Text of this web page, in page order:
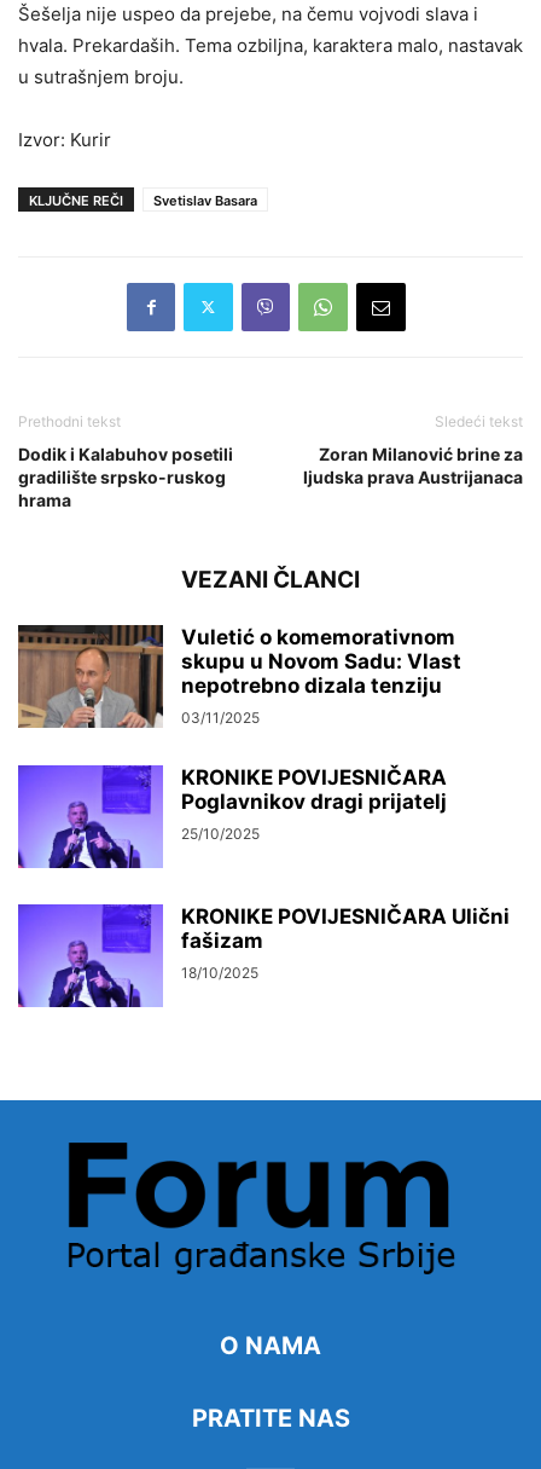
Šešelja nije uspeo da prejebe, na čemu vojvodi slava i
hvala. Prekardaših. Tema ozbiljna, karaktera malo, nastavak
u sutrašnjem broju.
Izvor: Kurir
KLJUČNE REČI Svetislav Basara
Prethodni tekst
Dodik i Kalabuhov posetili
gradilište srpsko-ruskog
hrama
Sledeći tekst
Zoran Milanović brine za
ljudska prava Austrijanaca
VEZANI ČLANCI
Vuletić o komemorativnom
skupu u Novom Sadu: Vlast
nepotrebno dizala tenziju
03/11/2025
KRONIKE POVIJESNIČARA
Poglavnikov dragi prijatelj
25/10/2025
KRONIKE POVIJESNIČARA Ulični
fašizam
18/10/2025
O NAMA
PRATITE NAS